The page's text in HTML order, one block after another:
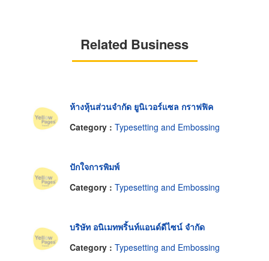
Related Business
ห้างหุ้นส่วนจำกัด ยูนิเวอร์แซล กราฟฟิค
Category : Typesetting and Embossing
ปักใจการพิมพ์
Category : Typesetting and Embossing
บริษัท อนิเมทพริ้นท์แอนด์ดีไซน์ จำกัด
Category : Typesetting and Embossing